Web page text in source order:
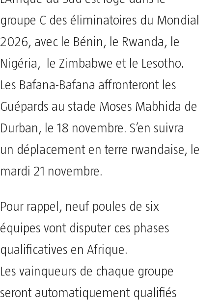
groupe C des éliminatoires du Mondial
2026, avec le Bénin, le Rwanda, le
Nigéria, le Zimbabwe et le Lesotho.
Les Bafana-Bafana affronteront les
Guépards au stade Moses Mabhida de
Durban, le 18 novembre. S’en suivra
un déplacement en terre rwandaise, le
mardi 21 novembre.
Pour rappel, neuf poules de six
équipes vont disputer ces phases
qualificatives en Afrique.
Les vainqueurs de chaque groupe
seront automatiquement qualifiés